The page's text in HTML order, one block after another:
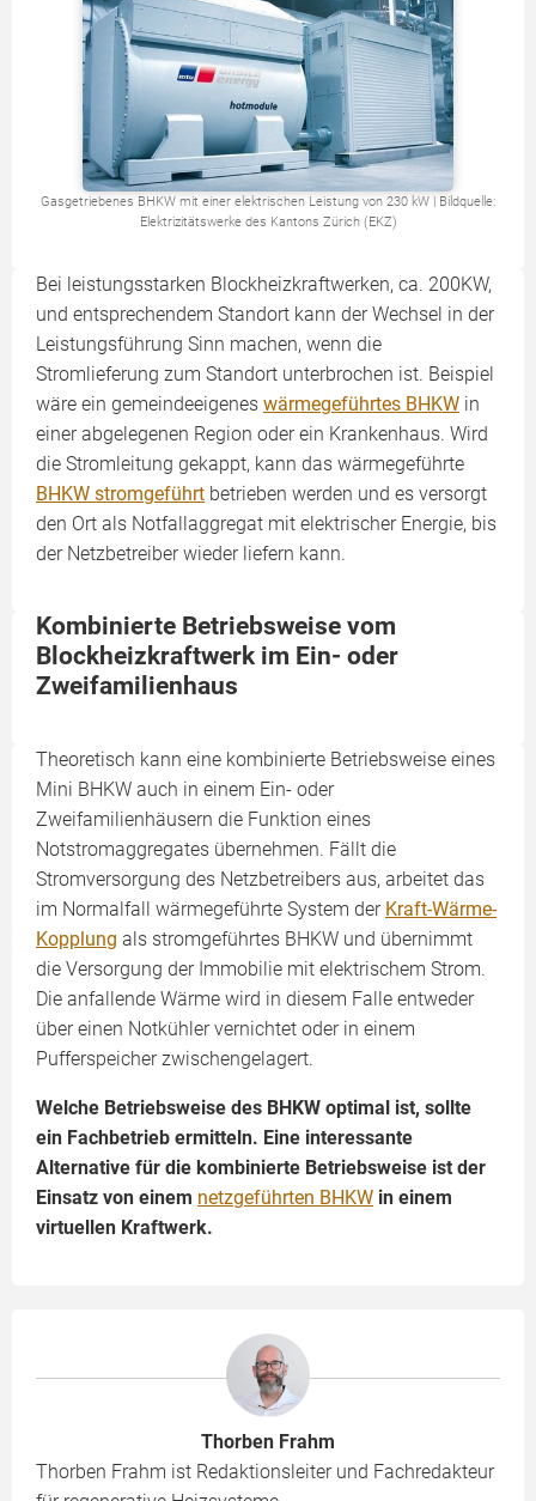
Gasgetriebenes BHKW mit einer elektrischen Leistung von 230 kW | Bildquelle:
Elektrizitätswerke des Kantons Zürich (EKZ)
Bei leistungsstarken Blockheizkraftwerken, ca. 200KW,
und entsprechendem Standort kann der Wechsel in der
Leistungsführung Sinn machen, wenn die
Stromlieferung zum Standort unterbrochen ist. Beispiel
wäre ein gemeindeeigenes wärmegeführtes BHKW in
einer abgelegenen Region oder ein Krankenhaus. Wird
die Stromleitung gekappt, kann das wärmegeführte
BHKW stromgeführt betrieben werden und es versorgt
den Ort als Notfallaggregat mit elektrischer Energie, bis
der Netzbetreiber wieder liefern kann.
Kombinierte Betriebsweise vom
Blockheizkraftwerk im Ein- oder
Zweifamilienhaus
Theoretisch kann eine kombinierte Betriebsweise eines
Mini BHKW auch in einem Ein- oder
Zweifamilienhäusern die Funktion eines
Notstromaggregates übernehmen. Fällt die
Stromversorgung des Netzbetreibers aus, arbeitet das
im Normalfall wärmegeführte System der Kraft-Wärme-
Kopplung als stromgeführtes BHKW und übernimmt
die Versorgung der Immobilie mit elektrischem Strom.
Die anfallende Wärme wird in diesem Falle entweder
über einen Notkühler vernichtet oder in einem
Pufferspeicher zwischengelagert.
Welche Betriebsweise des BHKW optimal ist, sollte
ein Fachbetrieb ermitteln. Eine interessante
Alternative für die kombinierte Betriebsweise ist der
Einsatz von einem netzgeführten BHKW in einem
virtuellen Kraftwerk.
Thorben Frahm
Thorben Frahm ist Redaktionsleiter und Fachredakteur